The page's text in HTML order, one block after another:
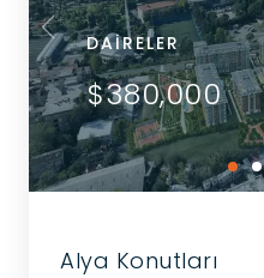
DAIRELER
$380,000
Alya Konutları